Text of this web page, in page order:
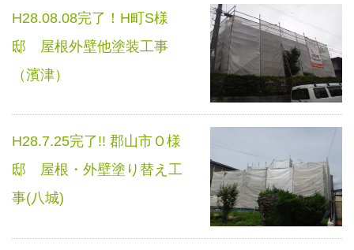
H28.08.08完了！H町S様
邸 屋根外壁他塗装工事
（濱津）
H28.7.25完了!! 郡山市Ｏ様
邸 屋根・外壁塗り替え工
事(八城)